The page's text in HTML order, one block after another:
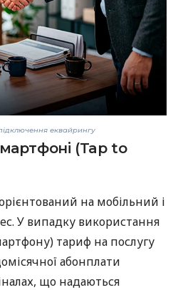
еквайрингу
(Tap to
на мобільний і
У випадку використання
тариф на послугу
абонплати
що надаються